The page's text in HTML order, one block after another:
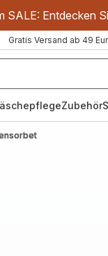
SALE: Entdecken
Gratis Versand ab 49
Zubehör